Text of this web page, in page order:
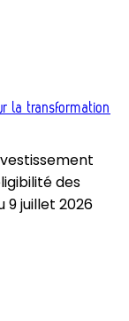
la transformation
des
9 juillet 2026